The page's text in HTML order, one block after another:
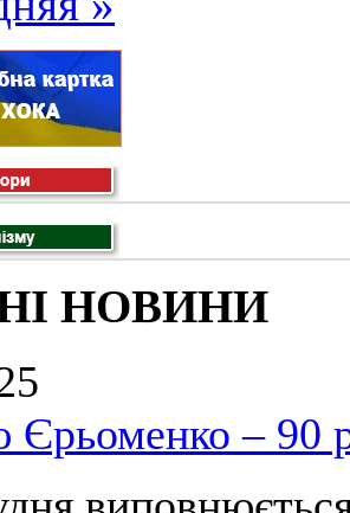
НОВИНИ
Єрьоменко – 90